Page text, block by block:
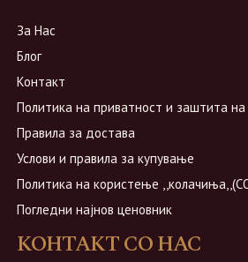
За Нас
Блог
Контакт
Политика на приватност и заштита
Правила за достава
Услови и правила за купување
Политика на користење
Погледни најнов ценовник
КОНТАКТ СО НАС